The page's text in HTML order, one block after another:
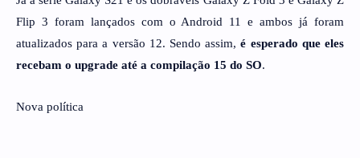
Flip 3 foram lançados com o Android 11 e ambos já foram
atualizados para a versão 12. Sendo assim,é esperado que eles
recebam o upgrade até a compilação 15 do SO.
Nova política